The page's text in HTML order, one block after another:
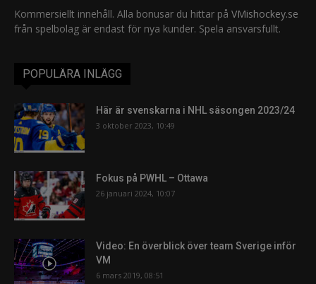
Kommersiellt innehåll. Alla bonusar du hittar på VMishockey.se
från spelbolag är endast för nya kunder. Spela ansvarsfullt.
POPULÄRA INLÄGG
Här är svenskarna i NHL säsongen 2023/24
3 oktober 2023, 10:49
Fokus på PWHL – Ottawa
26 januari 2024, 10:07
Video: En överblick över team Sverige inför
VM
6 mars 2019, 08:51